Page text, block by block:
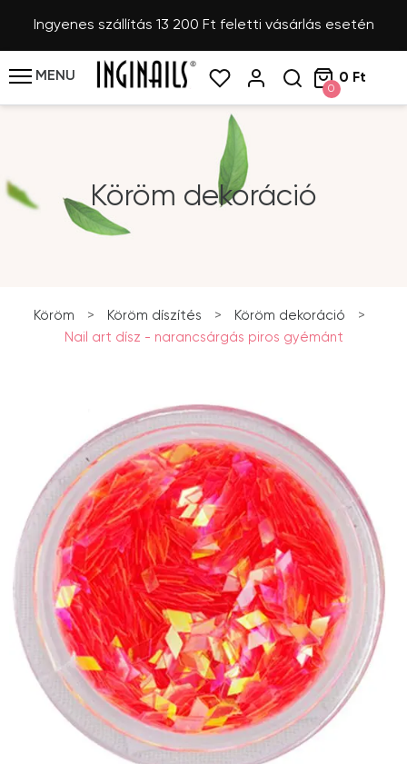
Ingyenes szállítás 13 200 Ft feletti vásárlás esetén
MENU
0
0 Ft
Köröm dekoráció
Köröm > Köröm díszítés > Köröm dekoráció
>
Nail art dísz - narancsárgás piros gyémánt